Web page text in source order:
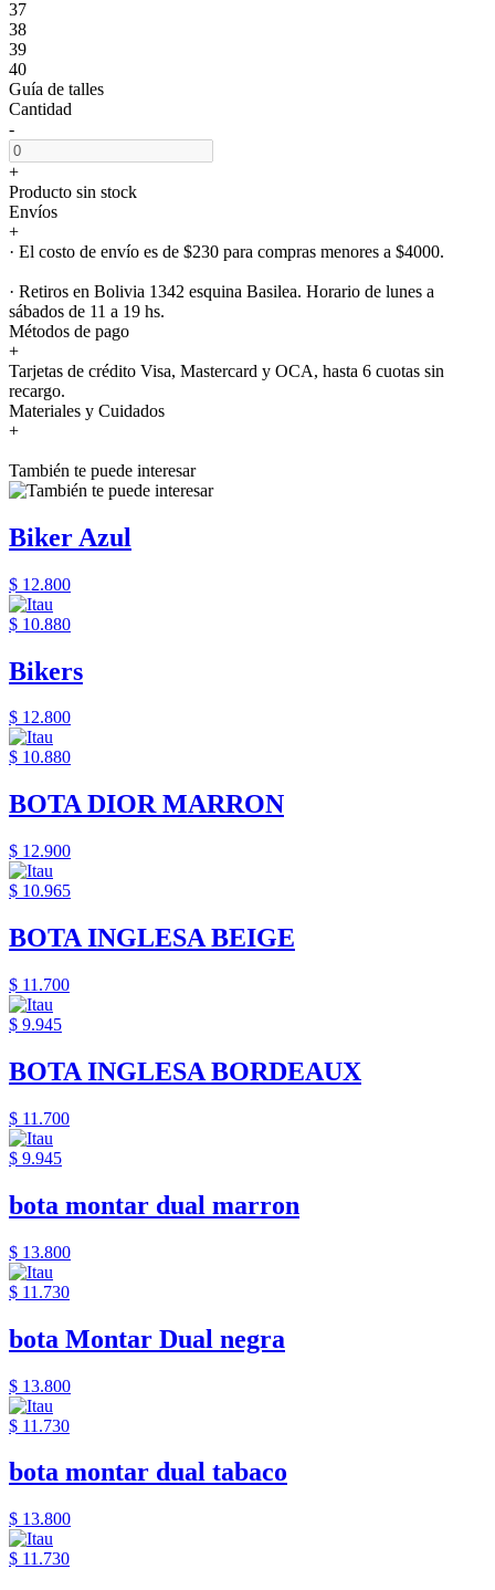
37
38
39
40
Guía de talles
Cantidad
-
+
Producto sin stock
Envíos
+
· El costo de envío es de $230 para compras menores a $4000.
· Retiros en Bolivia 1342 esquina Basilea. Horario de lunes a
sábados de 11 a 19 hs.
Métodos de pago
+
Tarjetas de crédito Visa, Mastercard y OCA, hasta 6 cuotas sin
recargo.
Materiales y Cuidados
+
También te puede interesar
Biker Azul
$ 12.800
$ 10.880
Bikers
$ 12.800
$ 10.880
BOTA DIOR MARRON
$ 12.900
$ 10.965
BOTA INGLESA BEIGE
$ 11.700
$ 9.945
BOTA INGLESA BORDEAUX
$ 11.700
$ 9.945
bota montar dual marron
$ 13.800
$ 11.730
bota Montar Dual negra
$ 13.800
$ 11.730
bota montar dual tabaco
$ 13.800
$ 11.730